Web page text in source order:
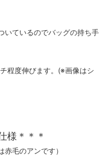
いているのでバッグの持ち手
程度伸びます。(※画像はシ
様＊＊＊
毛のアンです）